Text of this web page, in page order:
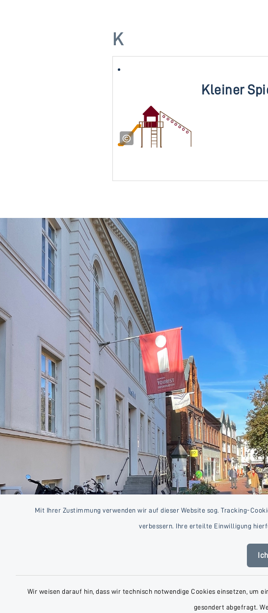
Mit Ihrer Zustimmung verwenden wir auf dieser Website sog. Tracking-
verbessern. Ihre erteilte Einwilligung
Wir weisen darauf hin, dass wir technisch notwendige Cookies einsetzen,
gesondert abgefragt.
K
Kleiner